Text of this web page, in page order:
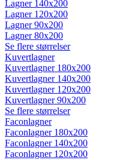
Lagner 140x200
Lagner 120x200
Lagner 90x200
Lagner 80x200
Se flere størrelser
Kuvertlagner
Kuvertlagner 180x200
Kuvertlagner 140x200
Kuvertlagner 120x200
Kuvertlagner 90x200
Se flere størrelser
Faconlagner
Faconlagner 180x200
Faconlagner 140x200
Faconlagner 120x200